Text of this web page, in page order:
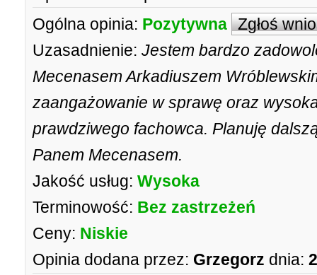
Ogólna opinia: Pozytywna Zgłoś
Uzasadnienie: Jestem bardzo
Mecenasem Arkadiuszem
zaangażowanie w sprawę oraz
prawdziwego fachowca. Planuję
Panem Mecenasem.
Jakość usług: Wysoka
Terminowość: Bez zastrzeżeń
Ceny: Niskie
Opinia dodana przez: Grzegorz dnia: